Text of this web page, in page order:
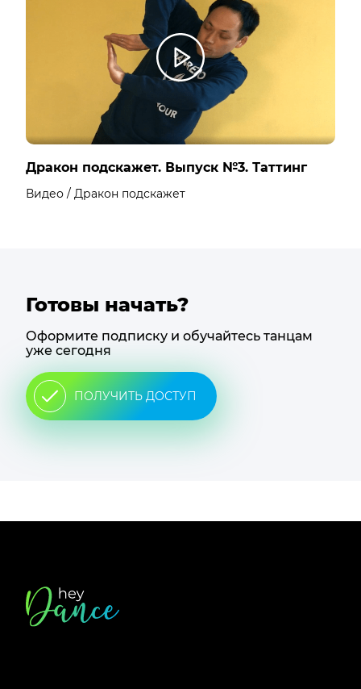
Дракон подскажет. Выпуск №3. Таттинг
Видео / Дракон подскажет
Готовы начать?
Оформите подписку и обучайтесь танцам
уже сегодня
ПОЛУЧИТЬ ДОСТУП
Футер
сайта